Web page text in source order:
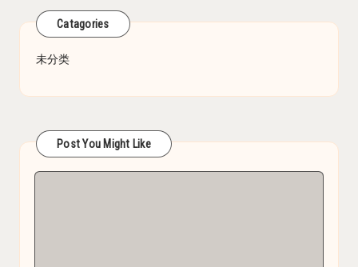
Catagories
未分类
Post You Might Like